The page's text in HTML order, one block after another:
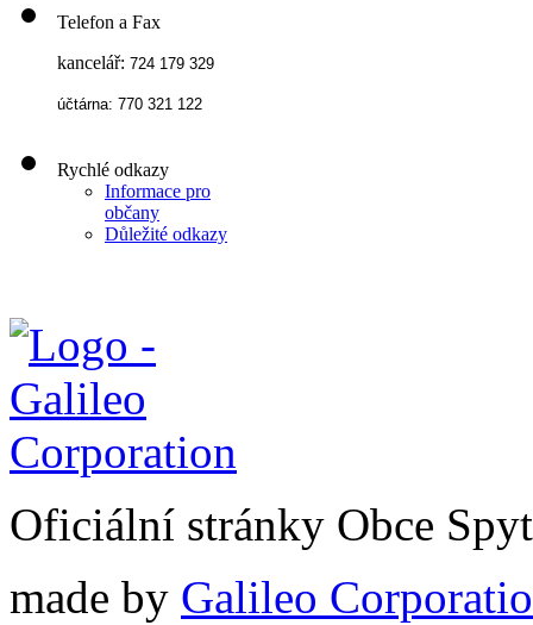
Telefon a Fax
kancelář: 724 179 329
účtárna: 770 321 122
Rychlé odkazy
Informace pro
občany
Důležité odkazy
Oficiální stránky Obce
made by Galileo